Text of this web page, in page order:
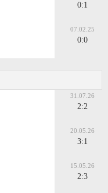
0:1
07.02.25
0:0
31.07.26
2:2
20.05.26
3:1
15.05.26
2:3